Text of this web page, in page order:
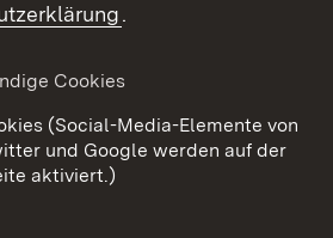
Barrierefreiheit
Cookies
.
Cookies
(Social-Media-Elemente von
und Google werden auf der
aktiviert.)